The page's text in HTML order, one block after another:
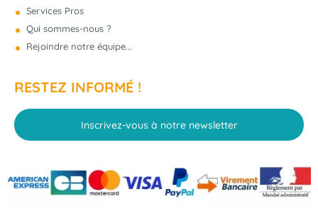
Services Pros
Qui sommes-nous ?
Rejoindre notre équipe...
RESTEZ INFORMÉ !
Inscrivez-vous à notre newsletter